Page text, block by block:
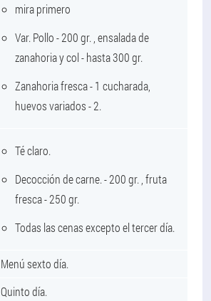
mira primero
Var. Pollo - 200 gr. , ensalada de
zanahoria y col - hasta 300 gr.
Zanahoria fresca - 1 cucharada,
huevos variados - 2.
Té claro.
Decocción de carne. - 200 gr. , fruta
fresca - 250 gr.
Todas las cenas excepto el tercer día.
Menú sexto día.
Quinto día.